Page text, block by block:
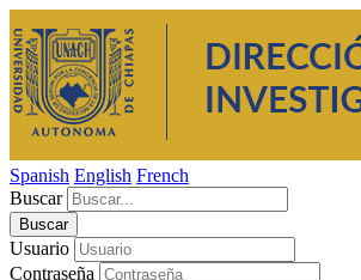
Spanish English French
Buscar
Usuario
Contraseña